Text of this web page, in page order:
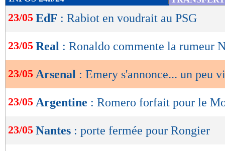
de
lecture
OK
23/05 EdF : Rabiot en voudrait au PSG
23/05 Real : Ronaldo commente la rumeur
23/05 Arsenal : Emery s'annonce... un peu
23/05 Argentine : Romero forfait pour le
23/05 Nantes : porte fermée pour Rongier